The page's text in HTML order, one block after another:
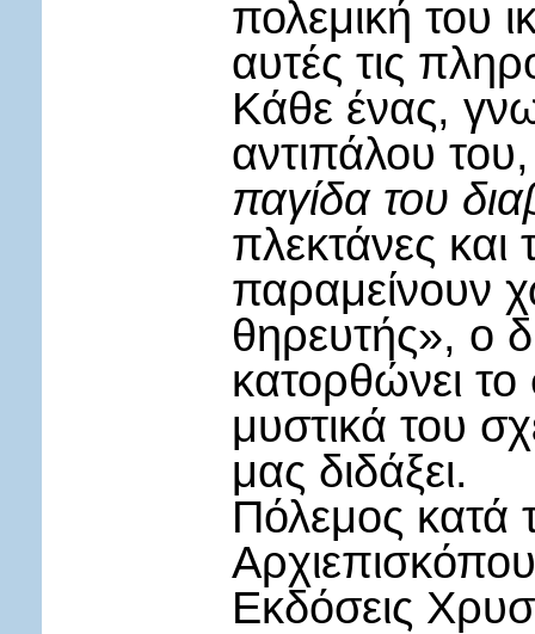
πολεμική του
αυτές τις
Κάθε ένας,
αντιπάλου
παγίδα του
πλεκτάνες
παραμείνουν
θηρευτής», ο
κατορθώνει
μυστικά του
μας διδάξει.
Πόλεμος κατά
Εκδόσεις